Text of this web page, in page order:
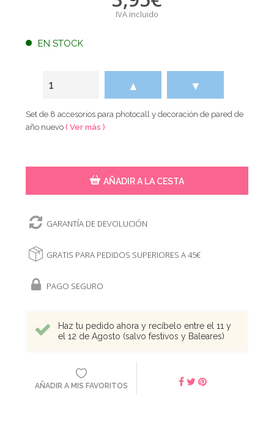
IVA incluido
EN STOCK
▲ ▼
Set de 8 accesorios para photocall y decoración de pared de
año nuevo( Ver más )
AÑADIR A LA CESTA
GARANTÍA DE DEVOLUCIÓN
GRATIS PARA PEDIDOS SUPERIORES A 45€
PAGO SEGURO
Haz tu pedido ahora y recíbelo entre el 11 y
el 12 de Agosto (salvo festivos y Baleares)
AÑADIR A MIS FAVORITOS